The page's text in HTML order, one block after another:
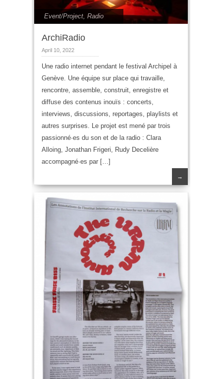
Event/Project Radio
ArchiRadio
April 10, 2022
Une radio internet pendant le festival Archipel à
Genève. Une équipe sur place qui travaille,
rencontre, assemble, construit, enregistre et
diffuse des contenus inouïs : concerts,
interviews, discussions, reportages, playlists et
autres surprises. Le projet est mené par trois
passionné·es du son et de la radio : Clara
Alloing, Jonathan Frigeri, Rudy Decelière
accompagné·es par […]
→